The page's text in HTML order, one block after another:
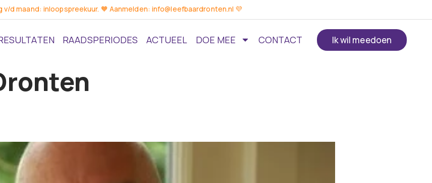
v/d maand: inloopspreekuur. 🧡 Aanmelden: info@leefbaardronten.nl 💜
RAADSPERIODES ACTUEEL DOE MEE CONTACT Ik wil meedoen